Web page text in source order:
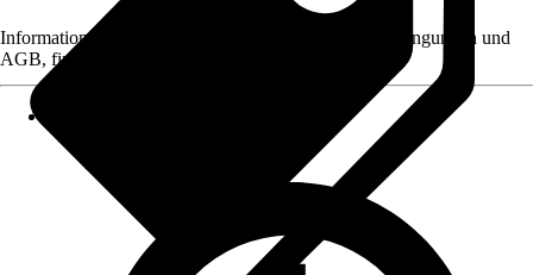
Informationen des Verkäufers, wie z. B. Rückgabebedingungen und
AGB, finden Sie bei Klick auf den Verkäufernamen.